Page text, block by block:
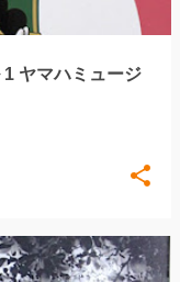
ヤマハミュージ